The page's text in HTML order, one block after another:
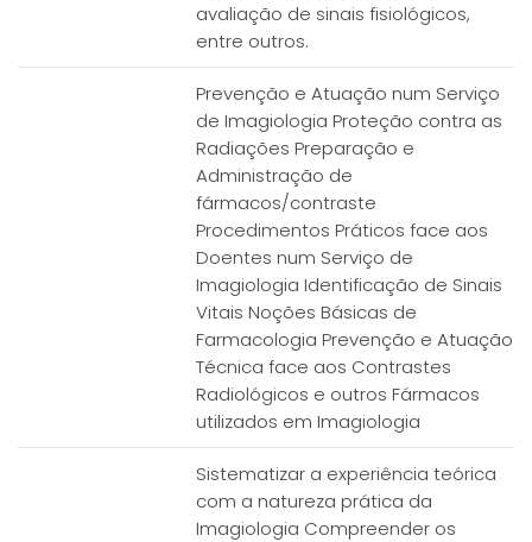
avaliação de sinais fisiológicos,
entre outros.
Prevenção e Atuação num Serviço
de Imagiologia Proteção contra as
Radiações Preparação e
Administração de
fármacos/contraste
Procedimentos Práticos face aos
Doentes num Serviço de
Imagiologia Identificação de Sinais
Vitais Noções Básicas de
Farmacologia Prevenção e Atuação
Técnica face aos Contrastes
Radiológicos e outros Fármacos
utilizados em Imagiologia
Sistematizar a experiência teórica
com a natureza prática da
Imagiologia Compreender os